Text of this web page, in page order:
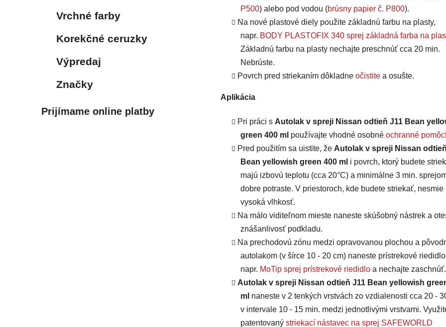
Vrchné farby
Korekčné ceruzky
Výpredaj
Značky
Prijímame online platby
P500) alebo pod vodou (brúsny papier č. P800).
Na nové plastové diely použite základnú farbu na plasty,
napr. BODY PLASTOFIX 340 sprej základná farba na
Základnú farbu na plasty nechajte preschnúť cca 20 min.
Nebrúste.
Povrch pred striekaním dôkladne očistite a osušte.
Aplikácia
Pri práci s Autolak v spreji Nissan odtieň J11 Bean
green 400 ml používajte vhodné osobné ochranné
Pred použitím sa uistite, že Autolak v spreji Nissan
Bean yellowish green 400 ml i povrch, ktorý budete
majú izbovú teplotu (cca 20°C) a minimálne 3 min.
dobre potraste. V priestoroch, kde budete striekať, nesmie
vysoká vlhkosť.
Na málo viditeľnom mieste naneste skúšobný nástrek a
znášanlivosť podkladu.
Na prechodovú zónu medzi opravovanou plochou a
autolakom (v šírce 10 - 20 cm) naneste prístrekové
napr. MoTip sprej prístrekové riedidlo a nechajte zaschnúť.
Autolak v spreji Nissan odtieň J11 Bean yellowish
ml naneste v 2 tenkých vrstvách zo vzdialenosti cca 20 -
v intervale 10 - 15 min. medzi jednotlivými vrstvami.
patentovaný striekací nástavec na sprej SAFEWORLD